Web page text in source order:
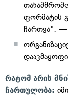
ფორმატის
ჩართვა", —
რატომ არის
ჩართულობა: